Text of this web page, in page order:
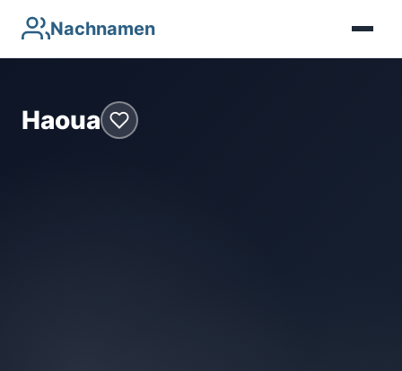
Nachnamen
Haoua